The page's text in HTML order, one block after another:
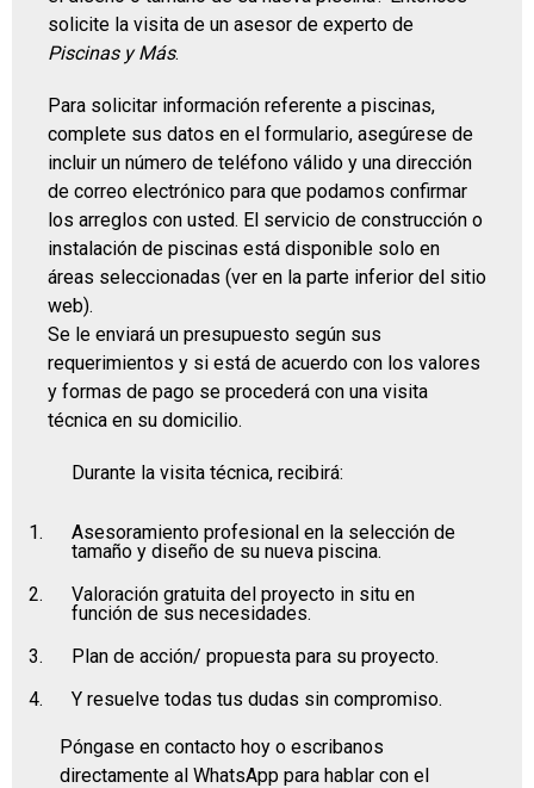
solicite la visita de un asesor de experto de
Piscinas y Más.
Para solicitar información referente a piscinas,
complete sus datos en el formulario, asegúrese de
incluir un número de teléfono válido y una dirección
de correo electrónico para que podamos confirmar
los arreglos con usted. El servicio de construcción o
instalación de piscinas está disponible solo en
áreas seleccionadas (ver en la parte inferior del sitio
web).
Se le enviará un presupuesto según sus
requerimientos y si está de acuerdo con los valores
y formas de pago se procederá con una visita
técnica en su domicilio.
Durante la visita técnica, recibirá:
Asesoramiento profesional en la selección de
tamaño y diseño de su nueva piscina.
Valoración gratuita del proyecto in situ en
función de sus necesidades.
Plan de acción/ propuesta para su proyecto.
Y resuelve todas tus dudas sin compromiso.
Póngase en contacto hoy o escribanos
directamente al WhatsApp para hablar con el